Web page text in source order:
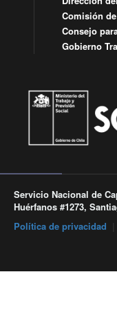
Comisión
Consejo
Gobierno
Servicio Nacional de
Huérfanos #1273,
Política de privacidad